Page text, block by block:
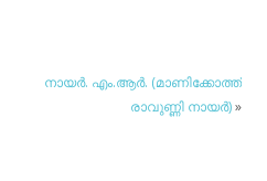
നായര്‍. എം.ആര്‍. (മാണിക്കോത്ത്
രാവുണ്ണി നായര്‍)»